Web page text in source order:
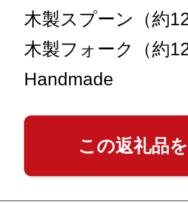
木製スプーン（約
木製フォーク（約
Handmade
この返礼品